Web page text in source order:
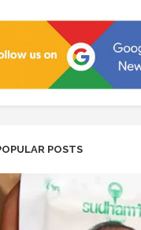
POSTS